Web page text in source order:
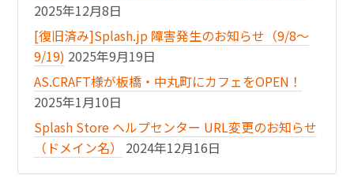
2025年12月8日
[復旧済み]Splash.jp 障害発生のお知らせ（9/8〜
9/19) 2025年9月19日
AS.CRAFT様が板橋・中丸町にカフェをOPEN！
2025年1月10日
Splash Store ヘルプセンター URL変更のお知らせ
（ドメイン名）
2024年12月16日